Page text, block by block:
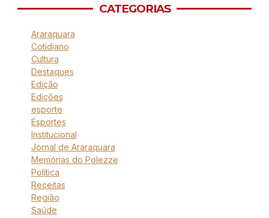
CATEGORIAS
Araraquara
Cotidiano
Cultura
Destaques
Edição
Edições
esporte
Esportes
Institucional
Jornal de Araraquara
Memórias do Polezze
Política
Receitas
Região
Saúde